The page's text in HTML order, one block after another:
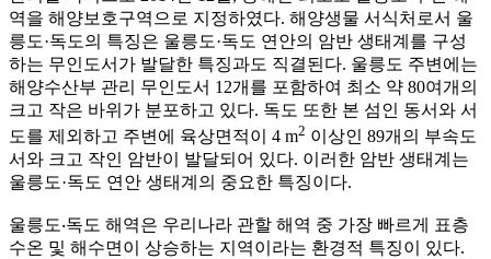
역을 해양보호구역으로 지정하였다. 해양생물 서식처로서 울
릉도·독도의 특징은 울릉도·독도 연안의 암반 생태계를 구성
하는 무인도서가 발달한 특징과도 직결된다. 울릉도 주변에는
해양수산부 관리 무인도서 12개를 포함하여 최소 약 80여개의
크고 작은 바위가 분포하고 있다. 독도 또한 본 섬인 동서와 서
도를 제외하고 주변에 육상면적이 4 m2 이상인 89개의 부속도
서와 크고 작인 암반이 발달되어 있다. 이러한 암반 생태계는
울릉도·독도 연안 생태계의 중요한 특징이다.
울릉도‧독도 해역은 우리나라 관할 해역 중 가장 빠르게 표층
수온 및 해수면이 상승하는 지역이라는 환경적 특징이 있다.